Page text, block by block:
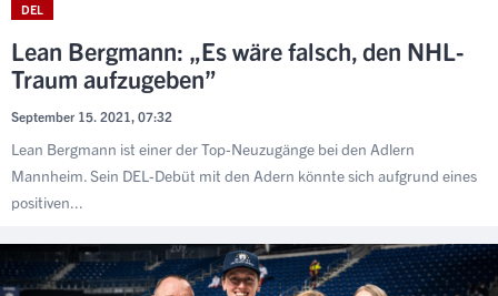
DEL
Lean Bergmann: „Es wäre falsch, den NHL-
Traum aufzugeben”
September 15. 2021, 07:32
Lean Bergmann ist einer der Top-Neuzugänge bei den Adlern
Mannheim. Sein DEL-Debüt mit den Adern könnte sich aufgrund eines
positiven...